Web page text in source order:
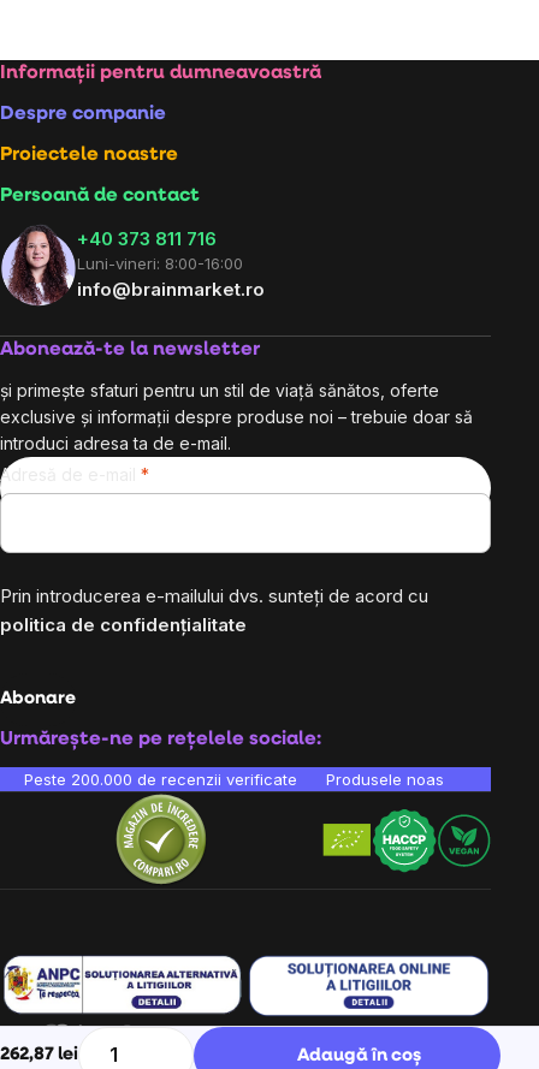
262,87 lei Adaugă în coș
Subsol
Informații pentru dumneavoastră
Despre companie
Proiectele noastre
Persoană de contact
+40 373 811 716
Luni-vineri: 8:00-16:00
info@brainmarket.ro
Abonează-te la newsletter
și primește sfaturi pentru un stil de viață sănătos, oferte
exclusive și informații despre produse noi – trebuie doar să
introduci adresa ta de e-mail.
Adresă de e-mail
Prin introducerea e-mailului dvs. sunteți de acord cu
politica de confidențialitate
Abonare
Urmărește-ne pe rețelele sociale:
Peste 200.000 de recenzii verificate Produsele noastre sunt